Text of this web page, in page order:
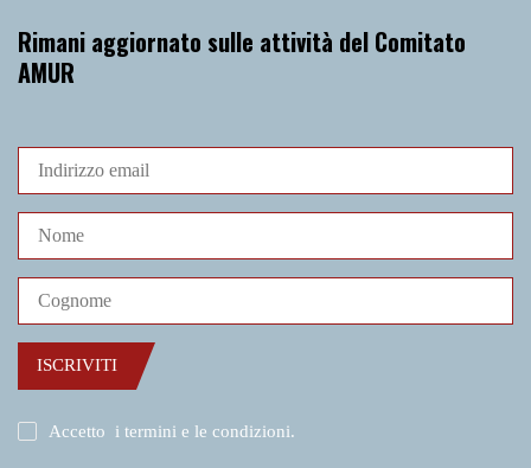
Rimani aggiornato sulle attività del Comitato
AMUR
ISCRIVITI
Accetto i termini e le condizioni.